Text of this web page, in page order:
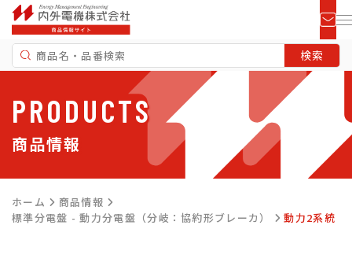
PRODUCTS
商品情報
ホーム
商品情報
標準分電盤 - 動力分電盤（分岐：協約形ブレーカ）
動力2系統